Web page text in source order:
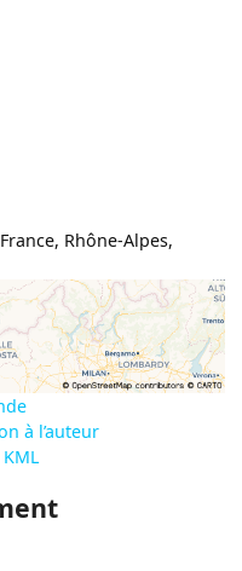
France, Rhône-Alpes,
à l’auteur